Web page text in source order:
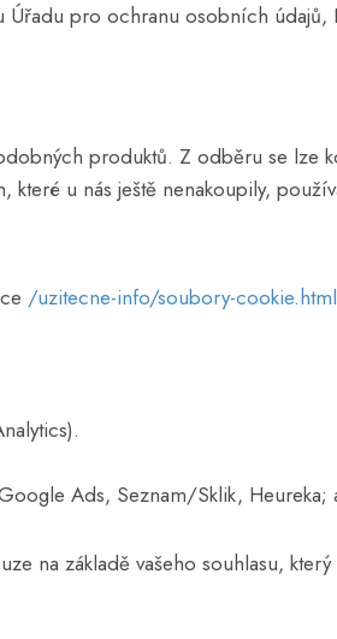
pro ochranu osobních údajů,
produktů. Z odběru se lze
které u nás ještě nenakoupily,
/uzitecne-info/soubory-cookie.html
Ads, Seznam/Sklik, Heureka;
na základě vašeho souhlasu,